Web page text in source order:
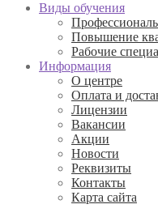
Виды обучения
Повышение
Рабочие
Информация
О центре
Оплата и
Лицензии
Вакансии
Акции
Новости
Реквизиты
Контакты
Карта сайта